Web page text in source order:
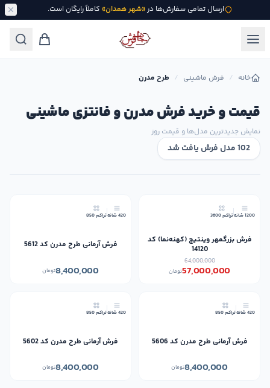
ارسال تمامی سفارش‌ها در«شهر همدان» کاملاً رایگان است.
خانه / فرش ماشینی / طرح مدرن
قیمت و خرید فرش مدرن و فانتزی ماشینی
نمایش جدیدترین مدل‌ها و قیمت روز
102 مدل فرش یافت شد
1200 شانه تراکم 3600
فرش بزرگمهر وینتیج (کهنه‌نما) کد
14120
64,000,000
57,000,000تومان
420 شانه تراکم 850
فرش آرمانی طرح مدرن کد 5612
8,400,000تومان
420 شانه تراکم 850
فرش آرمانی طرح مدرن کد 5606
8,400,000تومان
420 شانه تراکم 850
فرش آرمانی طرح مدرن کد 5602
8,400,000تومان